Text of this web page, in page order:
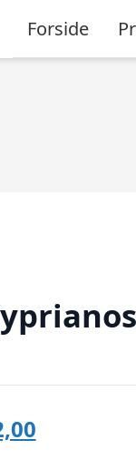
Forside
Den